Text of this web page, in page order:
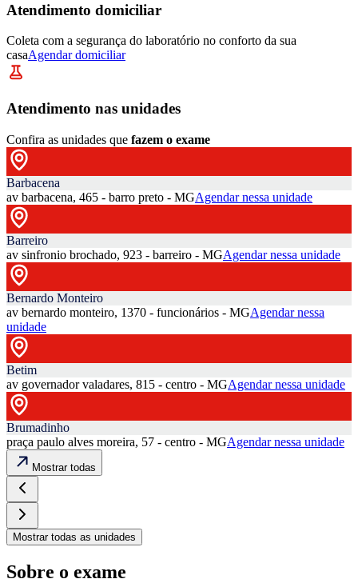
Atendimento domiciliar
Coleta com a segurança do laboratório no conforto da sua
casaAgendar domiciliar
Atendimento nas unidades
Confira as unidades que fazem o exame
Barbacena
av barbacena, 465 - barro preto - MGAgendar nessa unidade
Barreiro
av sinfronio brochado, 923 - barreiro - MGAgendar nessa unidade
Bernardo Monteiro
av bernardo monteiro, 1370 - funcionários - MGAgendar nessa
unidade
Betim
av governador valadares, 815 - centro - MGAgendar nessa unidade
Brumadinho
praça paulo alves moreira, 57 - centro - MGAgendar nessa unidade
Mostrar todas
Mostrar todas as unidades
Sobre o exame